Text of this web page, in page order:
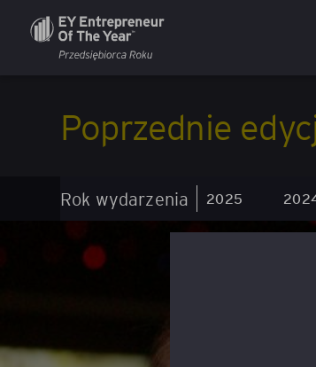
Poprzednie
Rok wydarzenia 2025